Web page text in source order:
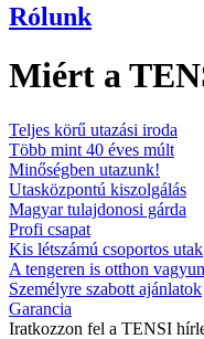
Rólunk
Miért a
Teljes körű utazási iroda
Több mint 40 éves múlt
Minőségben utazunk!
Utasközpontú kiszolgálás
Magyar tulajdonosi gárda
Profi csapat
Kis létszámú csoportos utak
A tengeren is otthon
Személyre szabott ajánlatok
Garancia
Iratkozzon fel a TENSI